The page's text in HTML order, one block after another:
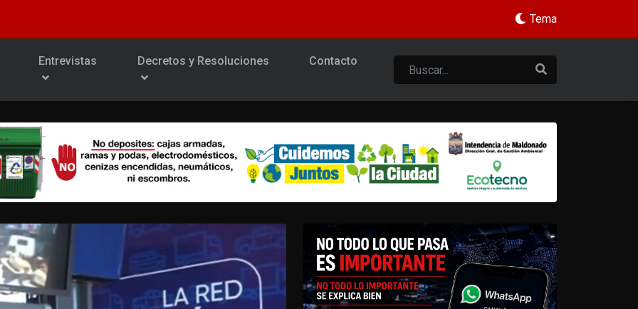
Tema
Entrevistas Decretos y Resoluciones Contacto